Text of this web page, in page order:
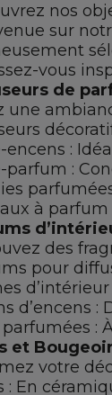
nos
sur
vous
de
une
encens :
parfum :
à parfum
des
pour
d’encens
parfumées :
et
votre
: En